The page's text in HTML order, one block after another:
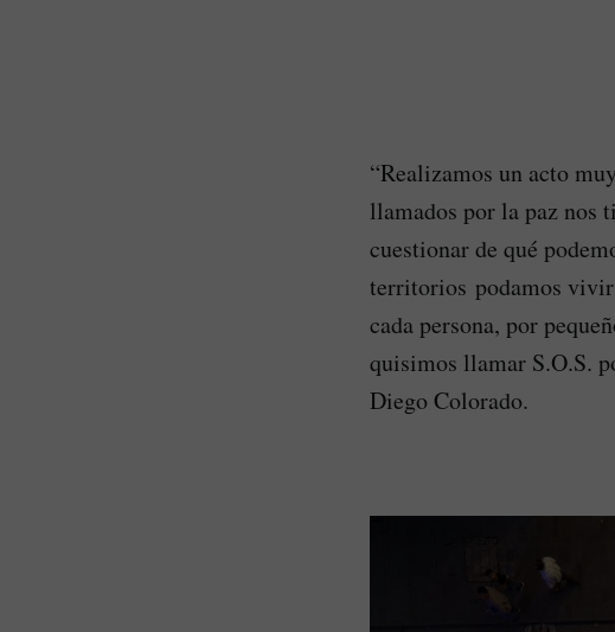
“Realizamos un acto
llamados por la paz nos
cuestionar de qué
territorios podamos vivir
cada persona, por
quisimos llamar S.O.S.
Diego Colorado.